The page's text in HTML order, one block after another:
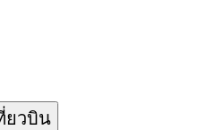
ยวบิน